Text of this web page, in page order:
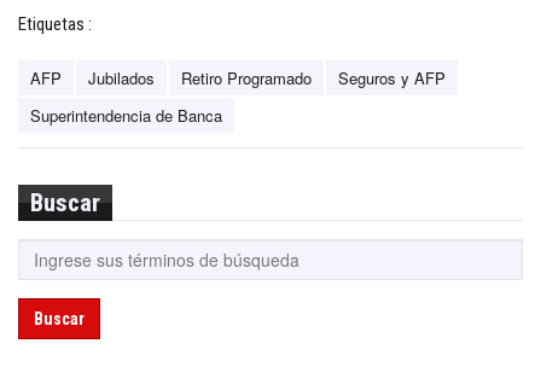
Etiquetas :
AFP Jubilados Retiro Programado
Seguros y AFP
Superintendencia de Banca
Buscar
Buscar